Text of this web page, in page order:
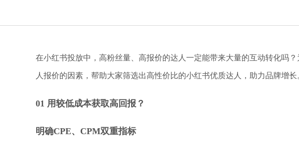
在小红书投放中，高粉丝量、高报价的达人一定能带来大量的互动转化吗
人报价的因素，帮助大家筛选出高性价比的小红书优质达人，助力品牌增长
01 用较低成本获取高回报？
明确CPE、CPM双重指标